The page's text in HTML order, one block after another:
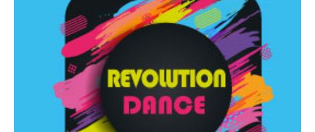
Revolution Dance
Rassegna di danza contemporanea – I Edizione